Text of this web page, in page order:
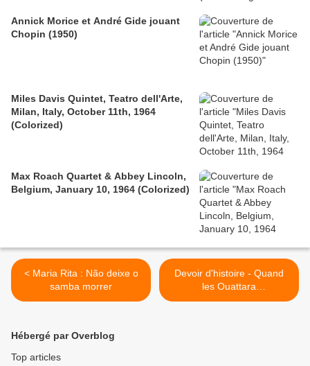
Annick Morice et André Gide jouant
Chopin (1950)
Miles Davis Quintet, Teatro dell'Arte,
Milan, Italy, October 11th, 1964
(Colorized)
Max Roach Quartet & Abbey Lincoln,
Belgium, January 10, 1964 (Colorized)
< Maria Rita : Não deixe o
samba morrer
Devoir d'histoire - Quand
les Ouattara
reconnaissaient les 70% de
Hébergé par Overblog
Top articles